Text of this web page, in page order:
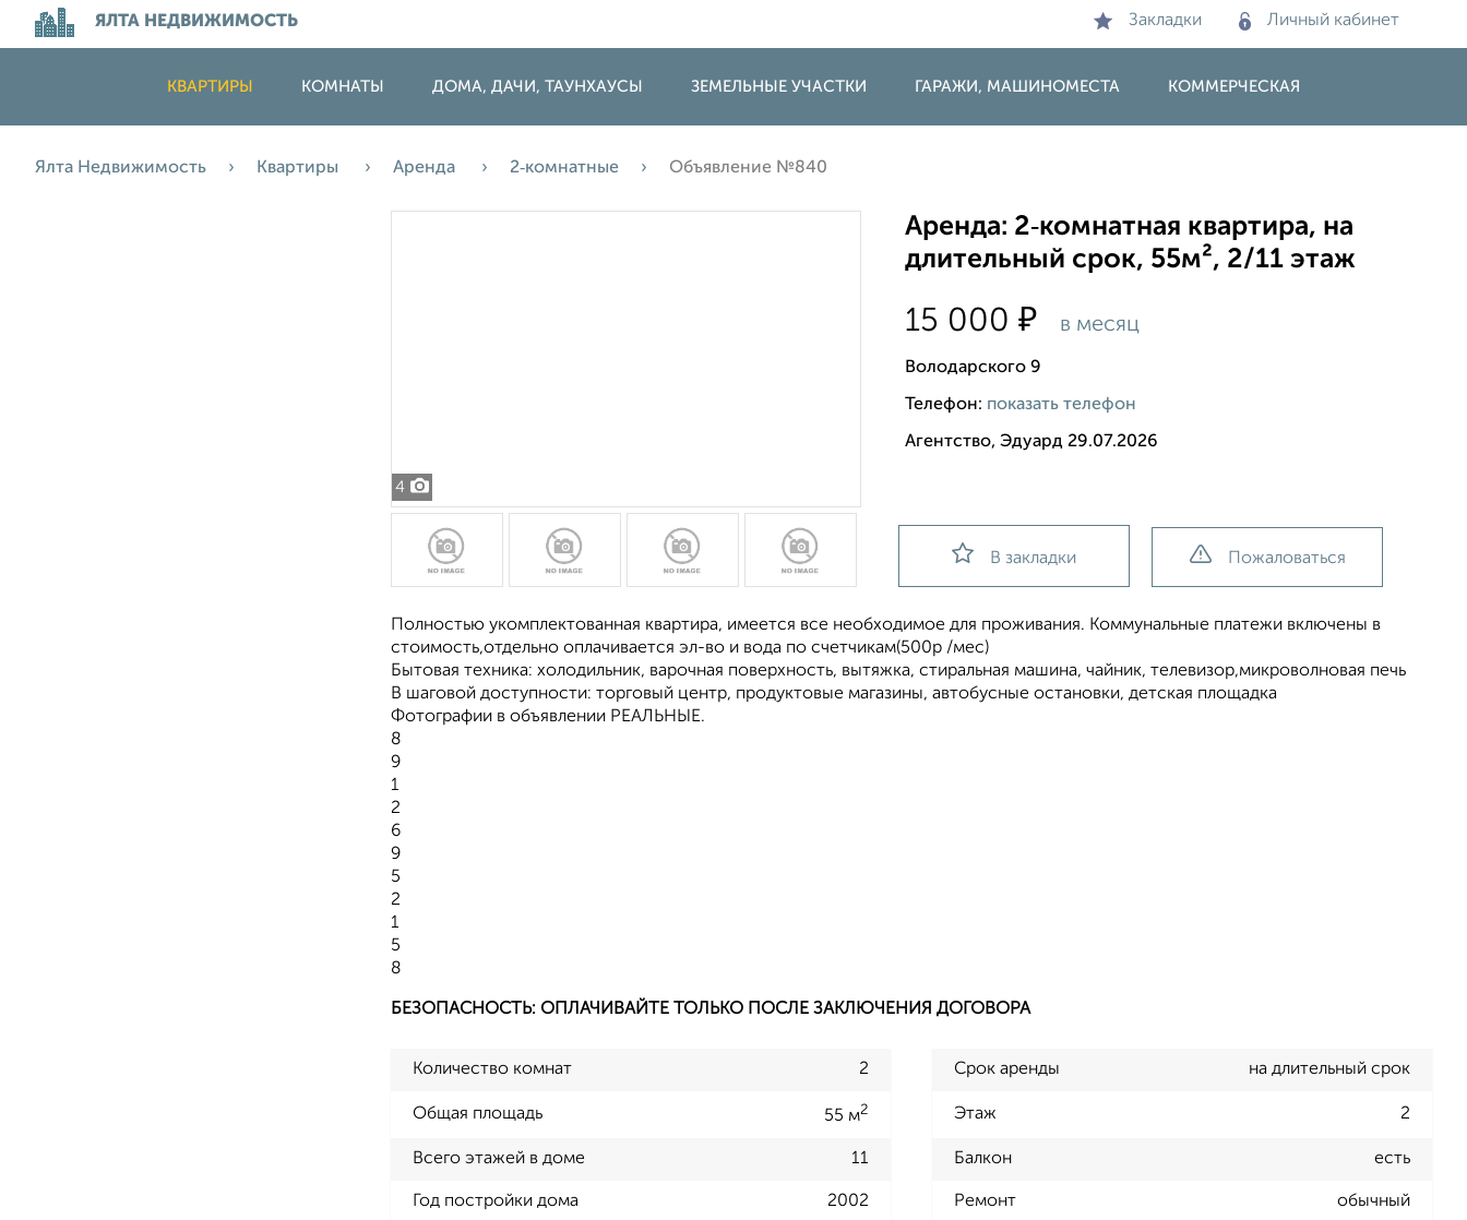
ЯЛТА НЕДВИЖИМОСТЬ Закладки Личный кабинет
КВАРТИРЫ КОМНАТЫ ДОМА, ДАЧИ, ТАУНХАУСЫ ЗЕМЕЛЬНЫЕ УЧАСТКИ ГАРАЖИ, МАШИНОМЕСТА КОММЕРЧЕСКАЯ
Ялта Недвижимость Квартиры Аренда 2‑комнатные Объявление №840
4
Аренда: 2‑комнатная квартира, на
длительный срок, 55м², 2/11 этаж
15 000₽ в месяц
Володарского 9
Телефон: показать телефон
Агентство, Эдуард 29.07.2026
В закладки Пожаловаться
Полностью укомплектованная квартира, имеется все необходимое для проживания. Коммунальные платежи включены в
стоимость,отдельно оплачивается эл-во и вода по счетчикам(500р /мес)
Бытовая техника: холодильник, варочная поверхность, вытяжка, стиральная машина, чайник, телевизор,микроволновая печь
В шаговой доступности: торговый центр, продуктовые магазины, автобусные остановки, детская площадка
Фотографии в объявлении РЕАЛЬНЫЕ.
8
9
1
2
6
9
5
2
1
5
8
БЕЗОПАСНОСТЬ: ОПЛАЧИВАЙТЕ ТОЛЬКО ПОСЛЕ ЗАКЛЮЧЕНИЯ ДОГОВОРА
Количество комнат 2 Срок аренды на длительный срок
Общая площадь 55 м2 Этаж 2
Всего этажей в доме 11 Балкон есть
Год постройки дома 2002 Ремонт обычный